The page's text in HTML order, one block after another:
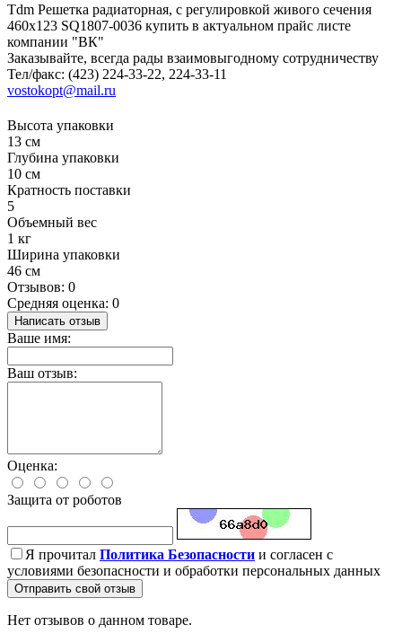
Tdm Решетка радиаторная, с регулировкой живого сечения
460х123 SQ1807-0036 купить в актуальном прайс листе
компании "ВК"
Заказывайте, всегда рады взаимовыгодному сотрудничеству
Тел/факс: (423) 224-33-22, 224-33-11
vostokopt@mail.ru
Высота упаковки
13 см
Глубина упаковки
10 см
Кратность поставки
5
Объемный вес
1 кг
Ширина упаковки
46 см
Отзывов: 0
Средняя оценка: 0
Написать отзыв
Ваше имя:
Ваш отзыв:
Оценка:
Защита от роботов
Я прочитал Политика Безопасности и согласен с
условиями безопасности и обработки персональных данных
Отправить свой отзыв
Нет отзывов о данном товаре.